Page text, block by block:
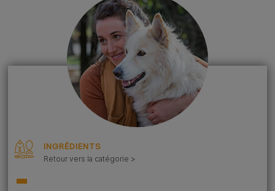
INGRÉDIENTS
Retour vers la catégorie >